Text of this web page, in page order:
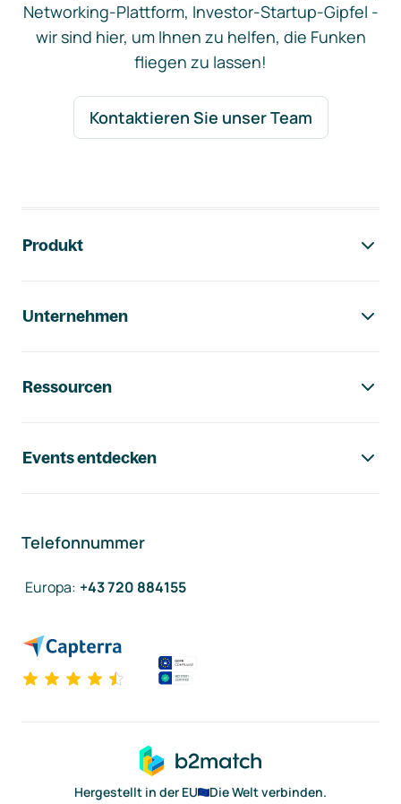
Networking-Plattform, Investor-Startup-Gipfel -
wir sind hier, um Ihnen zu helfen, die Funken
fliegen zu lassen!
Kontaktieren Sie unser Team
Produkt
Unternehmen
Ressourcen
Events entdecken
Telefonnummer
Europa: +43 720 884155
Hergestellt in der EU
Die Welt verbinden.